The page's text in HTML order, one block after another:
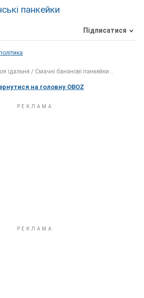
панкейки
Підписатися
їдальня Смачні бананові панкейки...
на головну OBOZ